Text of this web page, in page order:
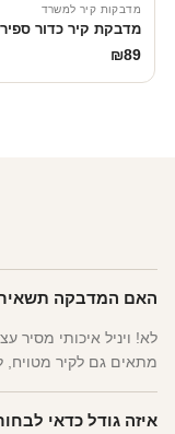
מדבקות קיר למשרד
מדבקת קיר כדור
₪89
האם המדבקה תשאיר
לא! ויניל איכותי מסיר
מתאים גם לקיר מטויח,
איזה גודל כדאי